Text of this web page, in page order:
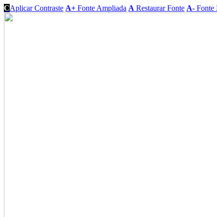
CAplicar Contraste A+ Fonte Ampliada A Restaurar Fonte A- Fonte